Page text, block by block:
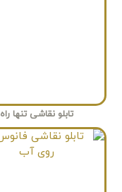
تابلو نقاشی تنها راه